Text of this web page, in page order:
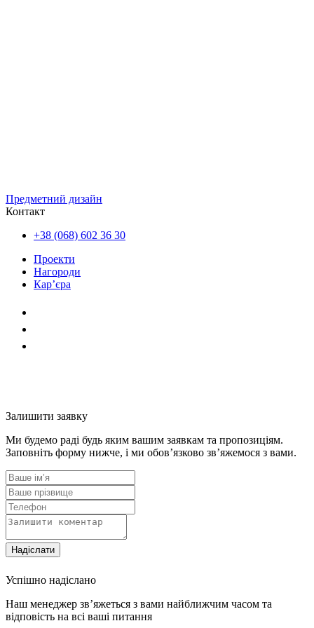
Предметний дизайн
Контакт
+38 (068) 602 36 30
Проекти
Нагороди
Кар’єра
Залишити заявку
Ми будемо раді будь яким вашим заявкам та пропозиціям.
Заповніть форму нижче, і ми обов’язково зв’яжемося з вами.
Надіслати
Успішно надіслано
Наш менеджер зв’яжеться з вами найближчим часом та
відповість на всі ваші питання